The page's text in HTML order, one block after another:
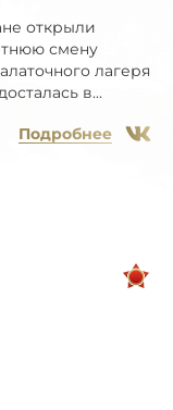
открыли
смену
лагеря
в...
Подробнее